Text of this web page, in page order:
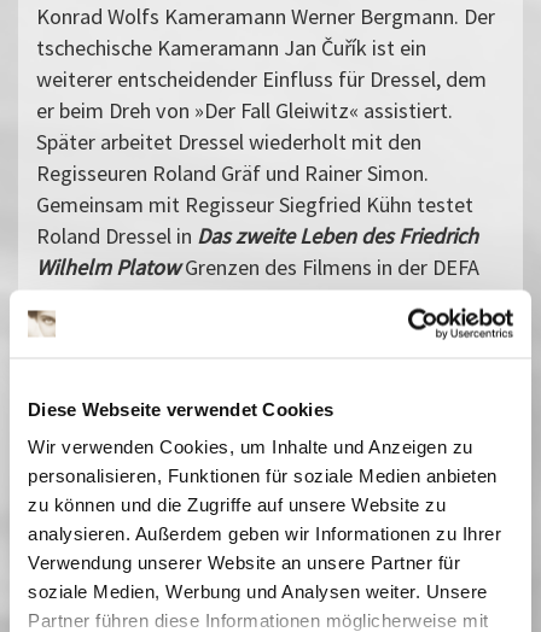
Diese Webseite verwendet Cookies
Wir verwenden Cookies, um Inhalte und Anzeigen zu
personalisieren, Funktionen für soziale Medien anbieten
zu können und die Zugriffe auf unsere Website zu
analysieren. Außerdem geben wir Informationen zu Ihrer
Verwendung unserer Website an unsere Partner für
soziale Medien, Werbung und Analysen weiter. Unsere
Partner führen diese Informationen möglicherweise mit
Konrad Wolfs Kameramann Werner Bergmann. Der
tschechische Kameramann Jan Čuřík ist ein
weiterer entscheidender Einfluss für Dressel, dem
er beim Dreh von »Der Fall Gleiwitz« assistiert.
Später arbeitet Dressel wiederholt mit den
Regisseuren Roland Gräf und Rainer Simon.
Gemeinsam mit Regisseur Siegfried Kühn testet
Roland Dressel in Das zweite Leben des Friedrich
Wilhelm Platow Grenzen des Filmens in der DEFA
aus. Für seine Bild-Experimente wird er von
offizieller Seite gescholten. Der Film läuft nur in
und Hans Hattop
Vorfilm:Mainzer Straße 1990(K: Peter Badel, D
1990, 14')
Vergangene Vorstellungen
05 Mai 2024 | 18:00